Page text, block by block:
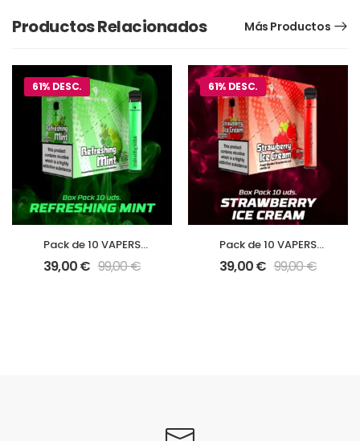
Productos Relacionados Más Productos
61% DESC.
Pack de 10 VAPERS
Diamond Mist Sabor
Refreshing Mint
39,00€ 99,00€
61% DESC.
Pack de 10 VAPERS
Diamond Mist Sabor
Strawberry Ice Cream
39,00€ 99,00€